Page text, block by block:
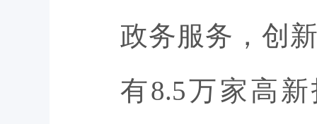
政务服务，创
有8.5万家高